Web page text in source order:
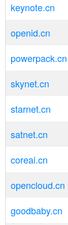
keynote.cn
openid.cn
powerpack.cn
skynet.cn
starnet.cn
satnet.cn
coreai.cn
opencloud.cn
goodbaby.cn